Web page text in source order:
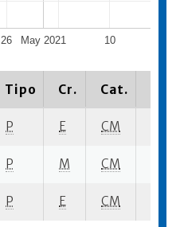
May 2021
26 10
Tipo Cr. Cat.
P E CM
P M CM
P E CM